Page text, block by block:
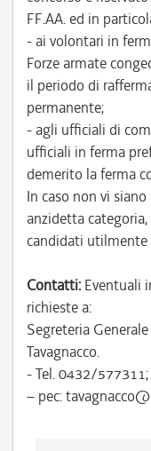
FF.AA. ed in
- ai volontari in
Forze armate
il periodo di
permanente;
- agli ufficiali di
ufficiali in ferma
demerito la ferma
In caso non vi
anzidetta
candidati utilmente
Contatti: Eventuali
richieste a:
Segreteria
Tavagnacco.
- Tel. 0432/577311;
– pec: